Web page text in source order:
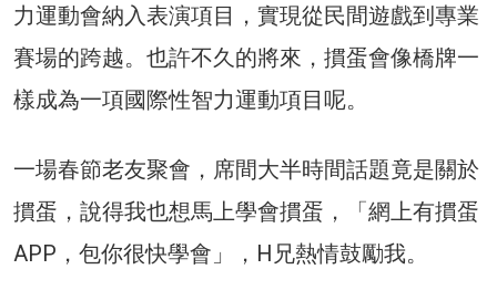
力運動會納入表演項目，實現從民間遊戲到專業
賽場的跨越。也許不久的將來，摜蛋會像橋牌一
樣成為一項國際性智力運動項目呢。
一場春節老友聚會，席間大半時間話題竟是關於
摜蛋，說得我也想馬上學會摜蛋，「網上有摜蛋
APP，包你很快學會」，H兄熱情鼓勵我。